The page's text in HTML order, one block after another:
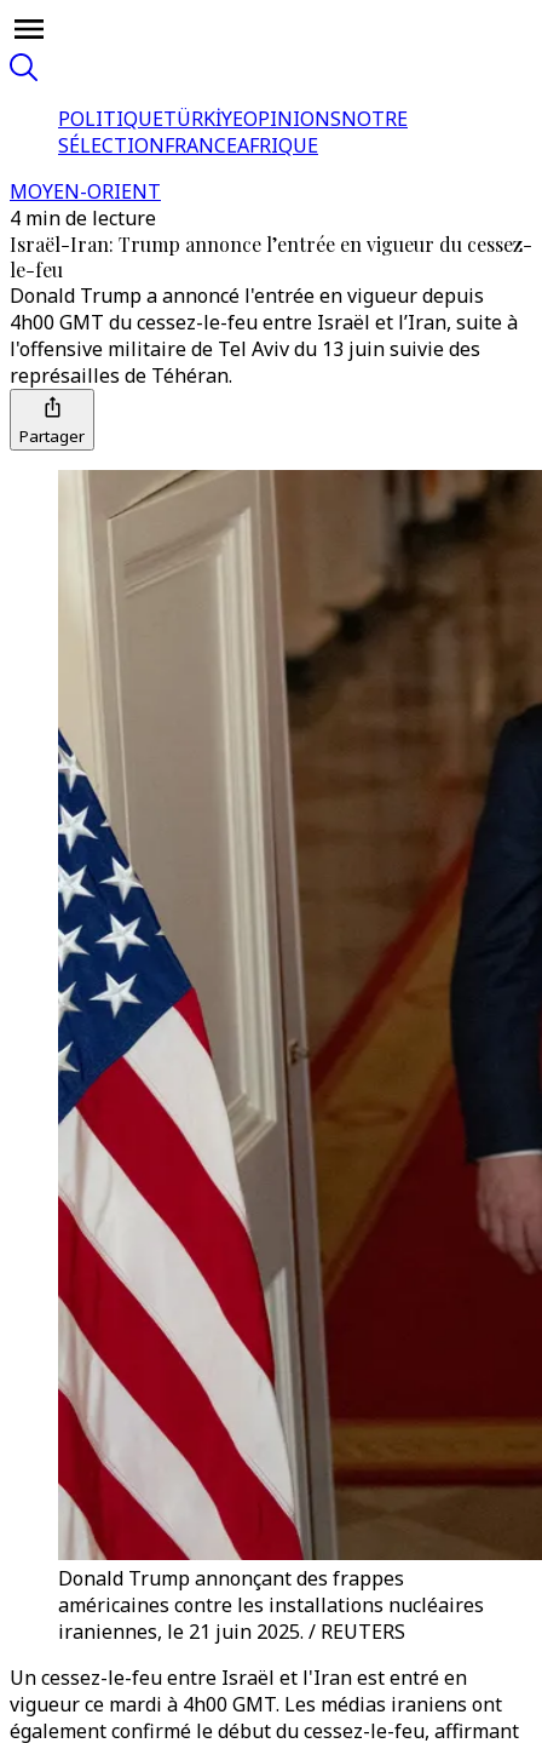
POLITIQUETÜRKİYEOPINIONSNOTRE
SÉLECTIONFRANCEAFRIQUE
MOYEN-ORIENT
4 min de lecture
Israël-Iran: Trump annonce l’entrée en vigueur du cessez-
le-feu
Donald Trump a annoncé l'entrée en vigueur depuis
4h00 GMT du cessez-le-feu entre Israël et l’Iran, suite à
l'offensive militaire de Tel Aviv du 13 juin suivie des
représailles de Téhéran.
Partager
Donald Trump annonçant des frappes
américaines contre les installations nucléaires
iraniennes, le 21 juin 2025. / REUTERS
Un cessez-le-feu entre Israël et l'Iran est entré en
vigueur ce mardi à 4h00 GMT. Les médias iraniens ont
également confirmé le début du cessez-le-feu, affirmant